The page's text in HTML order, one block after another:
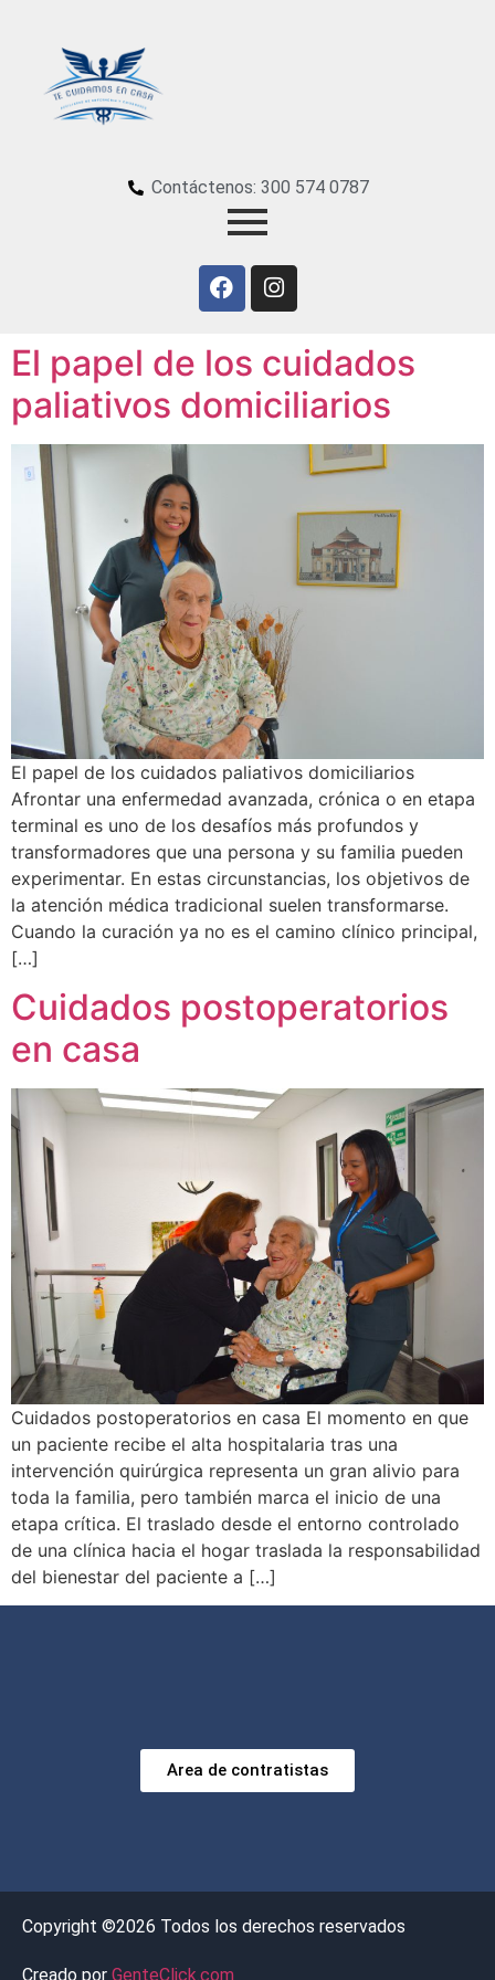
Contáctenos: 300 574 0787
El papel de los cuidados
paliativos domiciliarios
El papel de los cuidados paliativos domiciliarios
Afrontar una enfermedad avanzada, crónica o en etapa
terminal es uno de los desafíos más profundos y
transformadores que una persona y su familia pueden
experimentar. En estas circunstancias, los objetivos de
la atención médica tradicional suelen transformarse.
Cuando la curación ya no es el camino clínico principal,
[…]
Cuidados postoperatorios
en casa
Cuidados postoperatorios en casa El momento en que
un paciente recibe el alta hospitalaria tras una
intervención quirúrgica representa un gran alivio para
toda la familia, pero también marca el inicio de una
etapa crítica. El traslado desde el entorno controlado
de una clínica hacia el hogar traslada la responsabilidad
del bienestar del paciente a […]
Area de contratistas
Copyright ©2026 Todos los derechos reservados
Creado por GenteClick.com